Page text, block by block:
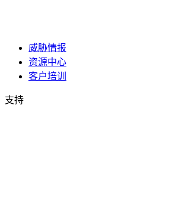
威胁情报
资源中心
客户培训
支持